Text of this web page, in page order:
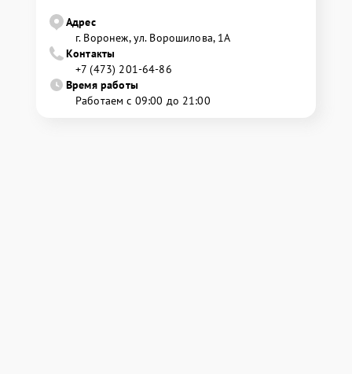
Адрес
г. Воронеж, ул. Ворошилова, 1А
Контакты
+7 (473) 201-64-86
Время работы
Работаем с 09:00 до 21:00